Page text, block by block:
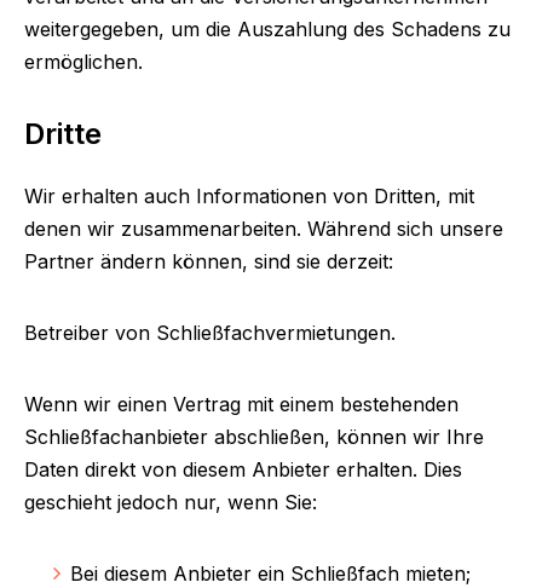
weitergegeben, um die Auszahlung des Schadens zu
ermöglichen.
Dritte
Wir erhalten auch Informationen von Dritten, mit
denen wir zusammenarbeiten. Während sich unsere
Partner ändern können, sind sie derzeit:
Betreiber von Schließfachvermietungen.
Wenn wir einen Vertrag mit einem bestehenden
Schließfachanbieter abschließen, können wir Ihre
Daten direkt von diesem Anbieter erhalten. Dies
geschieht jedoch nur, wenn Sie:
Bei diesem Anbieter ein Schließfach mieten;